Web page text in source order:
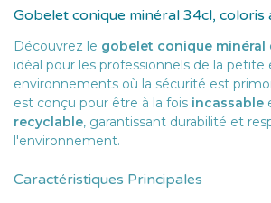
Gobelet conique minéral 34cl, coloris
Découvrez le gobelet conique minéral
idéal pour les professionnels de la petite
environnements où la sécurité est
est conçu pour être à la fois incassable
recyclable, garantissant durabilité et
l'environnement.
Caractéristiques Principales